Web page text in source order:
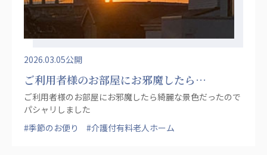
2026.03.05公開
ご利用者様のお部屋にお邪魔したら…
ご利用者様のお部屋にお邪魔したら綺麗な景色だったので
パシャリしました
#季節のお便り
#介護付有料老人ホーム